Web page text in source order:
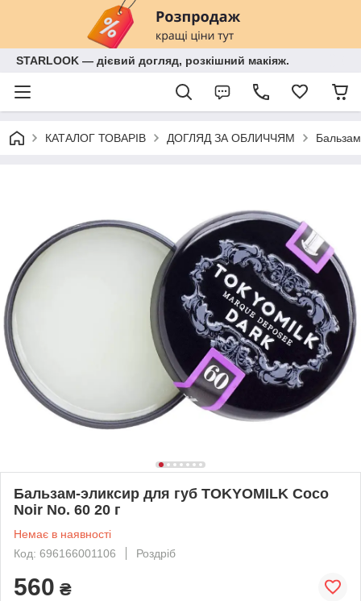
STARLOOK — дієвий догляд, розкішний макіяж.
КАТАЛОГ ТОВАРІВ ДОГЛЯД ЗА ОБЛИЧЧЯМ
Бальзам-эликсир для губ TOKYOMILK Coco
Noir No. 60 20 г
Немає в наявності
Код: 696166001106
Роздріб
560 ₴